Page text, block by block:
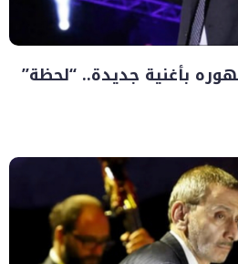
بأغنية جديدة.. “لحظة”